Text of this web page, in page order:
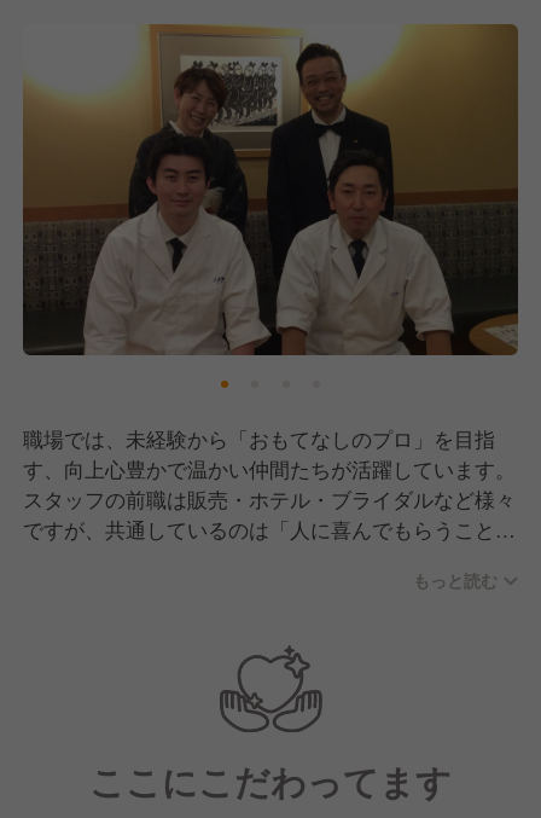
職場では、未経験から「おもてなしのプロ」を目指
す、向上心豊かで温かい仲間たちが活躍しています。
スタッフの前職は販売・ホテル・ブライダルなど様々
ですが、共通しているのは「人に喜んでもらうことが
での着付け指導や、お辞儀の角度といった基本動作か
調性が根付いています。
月に一度の勉強会を通じて日々スキルを磨き合うな
ど、切磋琢磨しながらも、休憩時間は和気あいあいと
したアットホームな雰囲気が自慢です。教育担当や店
長、料理長といった役割の垣根を越えて連携し、お客
様にとって最高のひとときを作るために一丸となって
もっと読む
ここにこだわってます